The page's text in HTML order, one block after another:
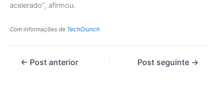
acelerado”, afirmou.
Com informações de TechCrunch
← Post anterior Post seguinte →